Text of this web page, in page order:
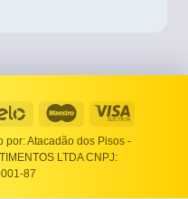
por: Atacadão dos Pisos -
LTDA CNPJ:
87